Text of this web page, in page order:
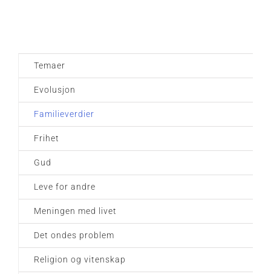
Temaer
Evolusjon
Familieverdier
Frihet
Gud
Leve for andre
Meningen med livet
Det ondes problem
Religion og vitenskap